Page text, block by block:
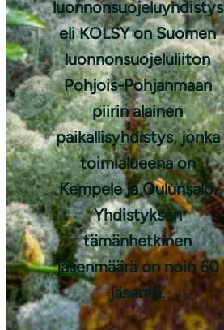
luonnonsuojeluyhdistys
eli KOLSY on Suomen
luonnonsuojeluliiton
Pohjois-Pohjanmaan
piirin alainen
paikallisyhdistys, jonka
toimialueena on
Kempele ja Oulunsalo.
Yhdistyksen
tämänhetkinen
jäsenmäärä on noin 60
jäsentä.